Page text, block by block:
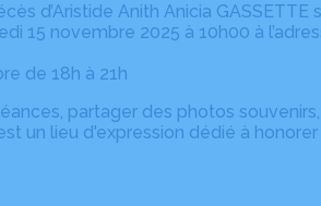
d’Aristide Anith Anicia GASSETTE
15 novembre 2025 à 10h00 à
de 18h à 21h
partager des photos
un lieu d'expression dédié à honorer